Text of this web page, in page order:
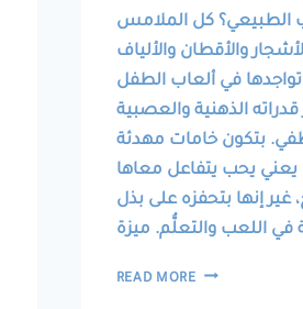
الطبيعي؟ كل الملامس
والأقطان والألياف
في ألعاب الطفل
الذهنية والعصبية
بتكون خامات مهدئة
يعني يحب يتفاعل معاها
إنها بتحفزه على بذل
READ MORENATURAL